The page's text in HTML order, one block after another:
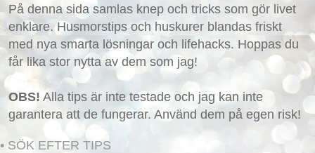
På denna sida samlas knep och tricks som gör livet
enklare. Husmorstips och huskurer blandas friskt
med nya smarta lösningar och lifehacks. Hoppas du
får lika stor nytta av dem som jag!
OBS! Alla tips är inte testade och jag kan inte
garantera att de fungerar. Använd dem på egen risk!
• SÖK EFTER TIPS